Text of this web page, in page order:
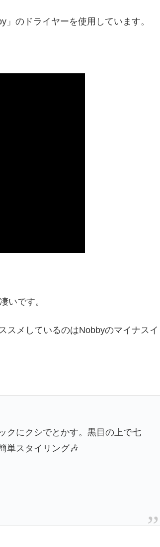
のドライヤーを使用しています。
いです。
スメしているのはNobbyのマイナスイ
クにクシでとかす。黒目の上で七
単スタイリング🎶